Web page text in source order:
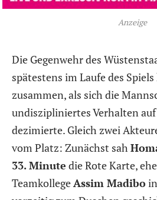
Anzeige
Die Gegenwehr des
spätestens im Laufe des
zusammen, als sich die
undiszipliniertes Verhalten auf
dezimierte. Gleich zwei
vom Platz: Zunächst sah
33. Minute die Rote Karte,
TeamkollegeAssim Madibo